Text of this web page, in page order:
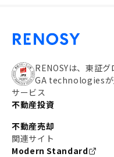
RENOSYは、東証
GA technologiesが
サービス
不動産投資
不動産売却
関連サイト
Modern Standard